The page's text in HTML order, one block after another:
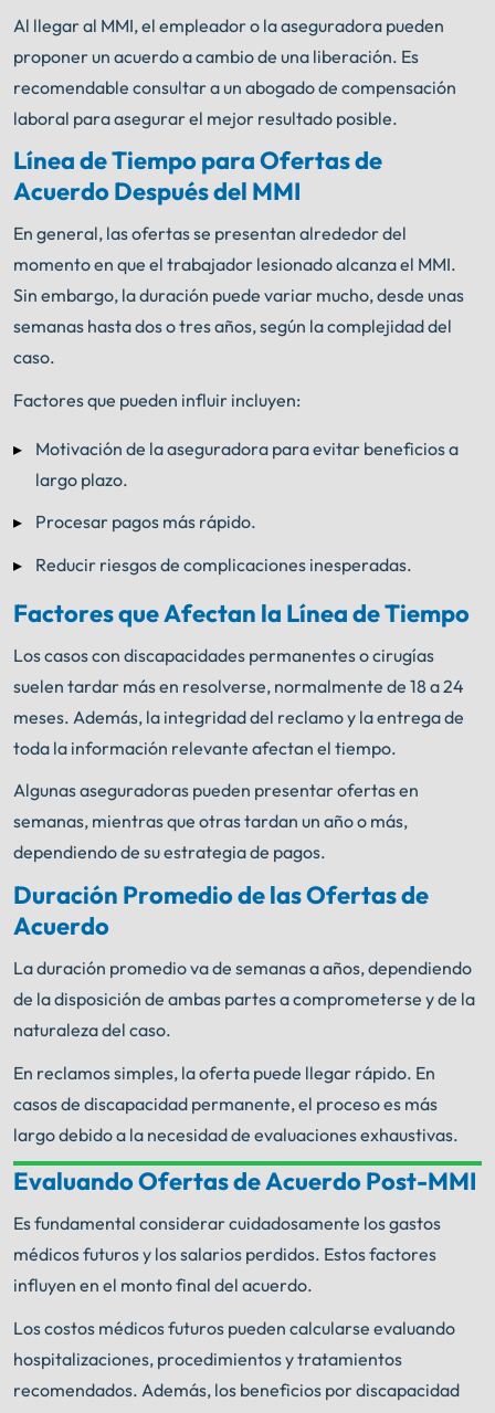
Al llegar al MMI, el empleador o la aseguradora pueden
proponer un acuerdo a cambio de una liberación. Es
recomendable consultar a un abogado de compensación
laboral para asegurar el mejor resultado posible.
Línea de Tiempo para Ofertas de
Acuerdo Después del MMI
En general, las ofertas se presentan alrededor del
momento en que el trabajador lesionado alcanza el MMI.
Sin embargo, la duración puede variar mucho, desde unas
semanas hasta dos o tres años, según la complejidad del
caso.
Factores que pueden influir incluyen:
Motivación de la aseguradora para evitar beneficios a
largo plazo.
Procesar pagos más rápido.
Reducir riesgos de complicaciones inesperadas.
Factores que Afectan la Línea de Tiempo
Los casos con discapacidades permanentes o cirugías
suelen tardar más en resolverse, normalmente de 18 a 24
meses. Además, la integridad del reclamo y la entrega de
toda la información relevante afectan el tiempo.
Algunas aseguradoras pueden presentar ofertas en
semanas, mientras que otras tardan un año o más,
dependiendo de su estrategia de pagos.
Duración Promedio de las Ofertas de
Acuerdo
La duración promedio va de semanas a años, dependiendo
de la disposición de ambas partes a comprometerse y de la
naturaleza del caso.
En reclamos simples, la oferta puede llegar rápido. En
casos de discapacidad permanente, el proceso es más
largo debido a la necesidad de evaluaciones exhaustivas.
Su búsqueda de ayuda termina aquí.
¡Obtenga asesoría legal GRATIS ahora!
Enviar
Un profesional con experiencia como abogado de
Chicago sabe lo que debe hacerse. Desde el
momento en que firma con Shuman Legal®,
Evaluando Ofertas de Acuerdo Post-MMI
Es fundamental considerar cuidadosamente los gastos
médicos futuros y los salarios perdidos. Estos factores
influyen en el monto final del acuerdo.
Los costos médicos futuros pueden calcularse evaluando
hospitalizaciones, procedimientos y tratamientos
recomendados. Además, los beneficios por discapacidad